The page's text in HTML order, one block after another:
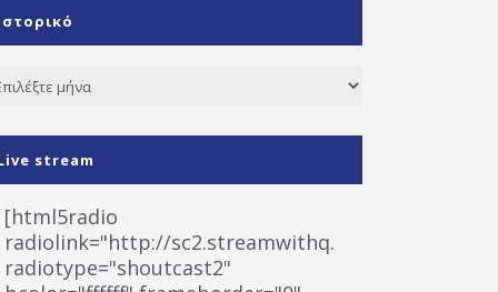
stream
[html5radio
radiolink="http://sc2.streamwithq.com:8028/
radiotype="shoutcast2"